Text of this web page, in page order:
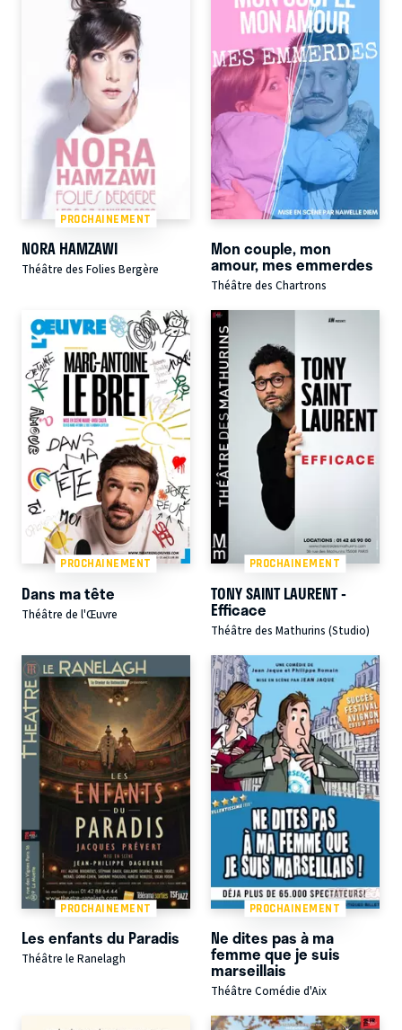
PROCHAINEMENT
NORA HAMZAWI
Théâtre des Folies Bergère
Mon couple, mon
amour, mes emmerdes
Théâtre des Chartrons
PROCHAINEMENT
Dans ma tête
Théâtre de l'Œuvre
PROCHAINEMENT
TONY SAINT LAURENT -
Efficace
Théâtre des Mathurins (Studio)
PROCHAINEMENT
Les enfants du Paradis
Théâtre le Ranelagh
PROCHAINEMENT
Ne dites pas à ma
femme que je suis
marseillais
Théâtre Comédie d'Aix